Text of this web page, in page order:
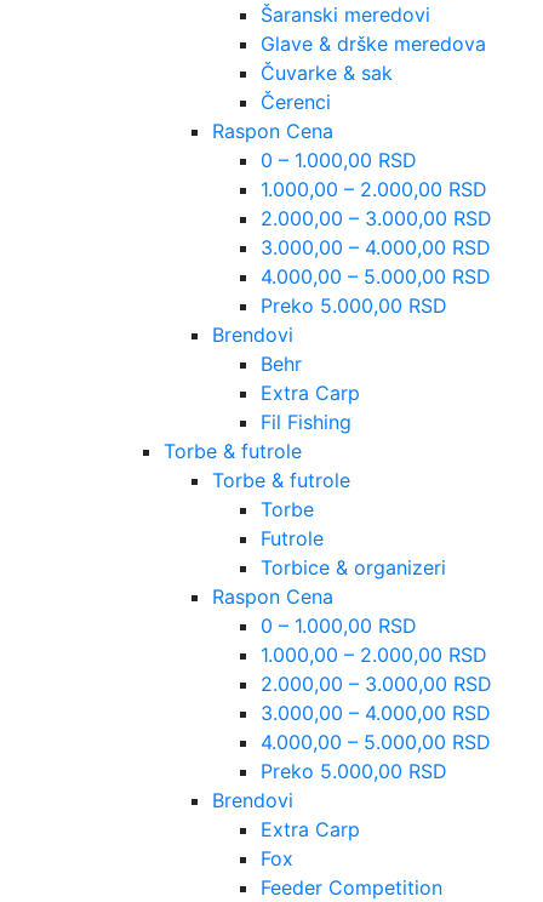
Šaranski meredovi
Glave & drške meredova
Čuvarke & sak
Čerenci
Raspon Cena
0 – 1.000,00 RSD
1.000,00 – 2.000,00 RSD
2.000,00 – 3.000,00 RSD
3.000,00 – 4.000,00 RSD
4.000,00 – 5.000,00 RSD
Preko 5.000,00 RSD
Brendovi
Behr
Extra Carp
Fil Fishing
Torbe & futrole
Torbe & futrole
Torbe
Futrole
Torbice & organizeri
Raspon Cena
0 – 1.000,00 RSD
1.000,00 – 2.000,00 RSD
2.000,00 – 3.000,00 RSD
3.000,00 – 4.000,00 RSD
4.000,00 – 5.000,00 RSD
Preko 5.000,00 RSD
Brendovi
Extra Carp
Fox
Feeder Competition